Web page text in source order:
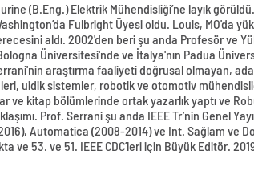
(B.Eng.) Elektrik Mühendisliği’ne layık
Fulbright Üyesi oldu. Louis, MO'da
aldı. 2002'den beri şu anda Profesör ve
Üniversitesi'nde ve İtalya'nın Padua
araştırma faaliyeti doğrusal olmayan,
uidik sistemler, robotik ve otomotiv
kitap bölümlerinde ortak yazarlık yaptı ve
Prof. Serrani şu anda IEEE Tr’nin Genel
Automatica (2008-2014) ve Int. Sağlam ve
53. ve 51. IEEE CDC’leri için Büyük Editör.